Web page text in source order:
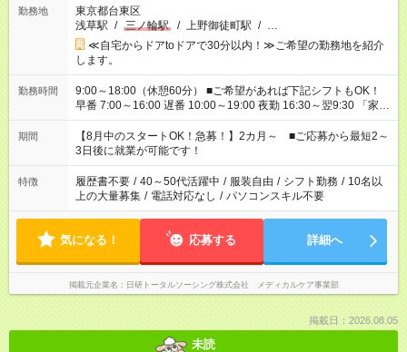
勤務地
東京都台東区
浅草駅 / 三ノ輪駅 / 上野御徒町駅 / …
≪自宅からドアtoドアで30分以内！≫ご希望の勤務地を紹介
します。
勤務時間
9:00～18:00（休憩60分） ■ご希望があれば下記シフトもOK！
早番 7:00～16:00 遅番 10:00～19:00 夜勤 16:30～翌9:30 「家族
と休みを合わせたい」 「余裕を持って夕飯の準備がしたい」
「できれば残業はしたくない」 など、ご希望を教えてください
ね。 ※Wワーク希望の方へ 今ご覧のお仕事で希望する勤務時間
と、もう1つのお仕事の勤務時間。 合計で週40時間を超える場
合は応募できません。
期間
【8月中のスタートOK！急募！】2カ月～ ■ご応募から最短2～
3日後に就業が可能です！
特徴 履歴書不要 / 40～50代活躍中 / 服装自由 / シフト勤務 / 10名以
上の大量募集 / 電話対応なし / パソコンスキル不要
気になる！ 応募する 詳細へ
掲載元企業名 日研トータルソーシング株式会社 メディカルケア事業部
掲載日：2026.08.05
未読